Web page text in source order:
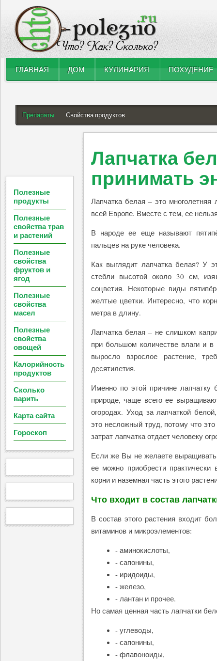
ГЛАВНАЯ ДОМ КУЛИНАРИЯ ПОХУДЕНИЕ
Препараты Свойства продуктов
Лапчатка
принимать
Лапчатка белая – это многолетняя
всей Европе. Вместе с тем, ее
В народе ее еще называют
пальцев на руке человека.
Как выглядит лапчатка белая? У
стебли высотой около 30 см,
соцветия. Некоторые виды
желтые цветки. Интересно, что
метра в длину.
Лапчатка белая – не слишком
при большом количестве влаги и
выросло взрослое растение,
десятилетия.
Именно по этой причине лапчатку
природе, чаще всего ее
огородах. Уход за лапчаткой
это несложный труд, потому что
затрат лапчатка отдает человеку
Если же Вы не желаете
ее можно приобрести
корни и наземная часть этого
Что входит в состав
В состав этого растения входит
витаминов и микроэлементов:
- аминокислоты,
- сапонины,
- иридоиды,
- железо,
- лантан и прочее.
Но самая ценная часть лапчатки
- углеводы,
- сапонины,
- флавоноиды,
Полезные
продукты
Полезные
свойства трав
и растений
Полезные
свойства
фруктов и
ягод
Полезные
свойства
масел
Полезные
свойства
овощей
Калорийность
продуктов
Сколько
варить
Карта сайта
Гороскоп